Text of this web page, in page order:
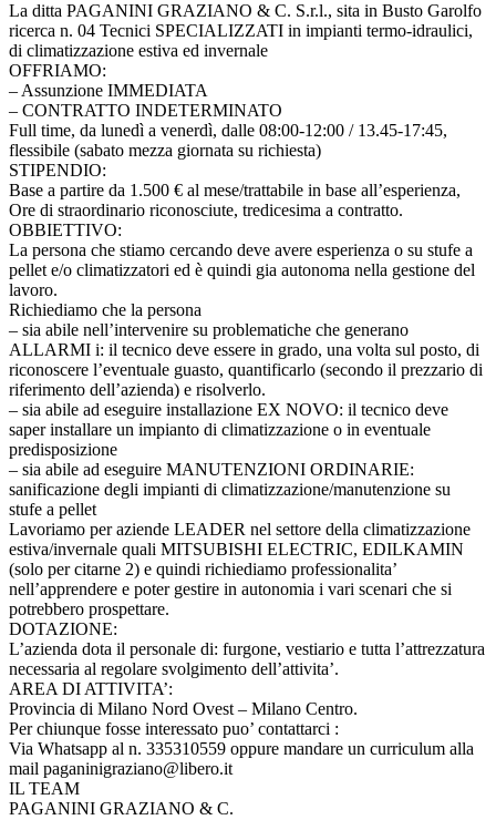
La ditta PAGANINI GRAZIANO & C. S.r.l., sita in Busto Garolfo
ricerca n. 04 Tecnici SPECIALIZZATI in impianti termo-idraulici,
di climatizzazione estiva ed invernale
OFFRIAMO:
– Assunzione IMMEDIATA
– CONTRATTO INDETERMINATO
Full time, da lunedì a venerdì, dalle 08:00-12:00 / 13.45-17:45,
flessibile (sabato mezza giornata su richiesta)
STIPENDIO:
Base a partire da 1.500 € al mese/trattabile in base all’esperienza,
Ore di straordinario riconosciute, tredicesima a contratto.
OBBIETTIVO:
La persona che stiamo cercando deve avere esperienza o su stufe a
pellet e/o climatizzatori ed è quindi gia autonoma nella gestione del
lavoro.
Richiediamo che la persona
– sia abile nell’intervenire su problematiche che generano
ALLARMI i: il tecnico deve essere in grado, una volta sul posto, di
riconoscere l’eventuale guasto, quantificarlo (secondo il prezzario di
riferimento dell’azienda) e risolverlo.
– sia abile ad eseguire installazione EX NOVO: il tecnico deve
saper installare un impianto di climatizzazione o in eventuale
predisposizione
– sia abile ad eseguire MANUTENZIONI ORDINARIE:
sanificazione degli impianti di climatizzazione/manutenzione su
stufe a pellet
Lavoriamo per aziende LEADER nel settore della climatizzazione
estiva/invernale quali MITSUBISHI ELECTRIC, EDILKAMIN
(solo per citarne 2) e quindi richiediamo professionalita’
nell’apprendere e poter gestire in autonomia i vari scenari che si
potrebbero prospettare.
DOTAZIONE:
L’azienda dota il personale di: furgone, vestiario e tutta l’attrezzatura
necessaria al regolare svolgimento dell’attivita’.
AREA DI ATTIVITA’:
Provincia di Milano Nord Ovest – Milano Centro.
Per chiunque fosse interessato puo’ contattarci :
Via Whatsapp al n. 335310559 oppure mandare un curriculum alla
mail paganinigraziano@libero.it
IL TEAM
PAGANINI GRAZIANO & C.